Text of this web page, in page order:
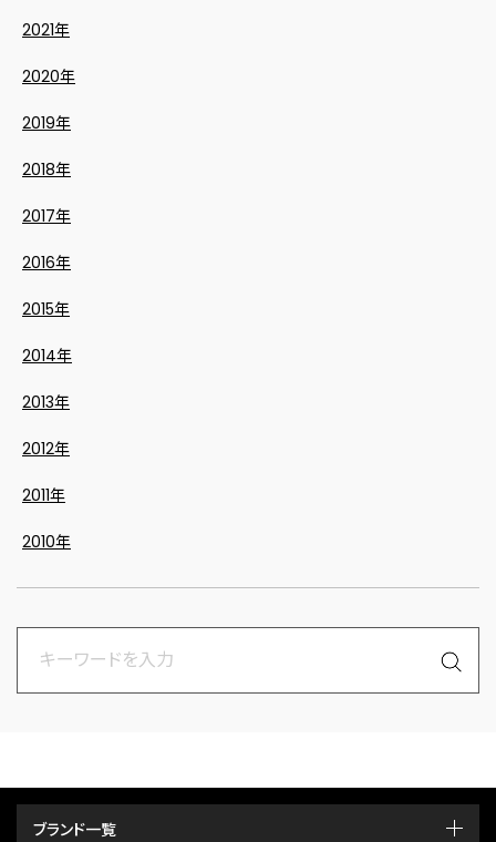
2021年
2020年
2019年
2018年
2017年
2016年
2015年
2014年
2013年
2012年
2011年
2010年
ブランド一覧